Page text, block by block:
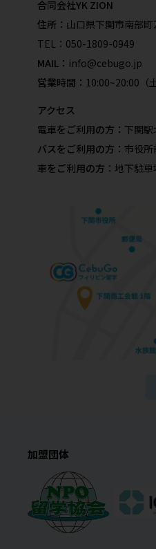
合同会社YK ZION
住所： 山口県下関市南部
TEL： 050-1809-0949
MAIL： info@cebugo.jp
営業時間： 10:00~20:00（
アクセス
電車をご利用の方： 下関
バスをご利用の方： 市役所
車をご利用の方： 地下駐車
加盟団体